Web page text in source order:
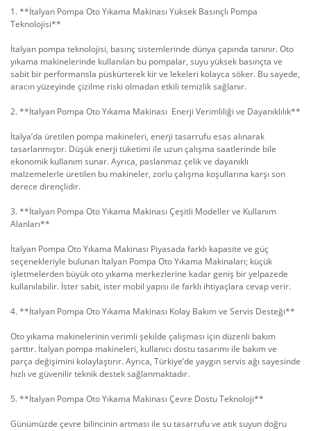
1. **İtalyan Pompa Oto Yıkama Makinası Yüksek Basınçlı Pompa
Teknolojisi**
İtalyan pompa teknolojisi, basınç sistemlerinde dünya çapında tanınır. Oto
yıkama makinelerinde kullanılan bu pompalar, suyu yüksek basınçta ve
sabit bir performansla püskürterek kir ve lekeleri kolayca söker. Bu sayede,
aracın yüzeyinde çizilme riski olmadan etkili temizlik sağlanır.
2. **İtalyan Pompa Oto Yıkama Makinası Enerji Verimliliği ve Dayanıklılık**
İtalya’da üretilen pompa makineleri, enerji tasarrufu esas alınarak
tasarlanmıştır. Düşük enerji tüketimi ile uzun çalışma saatlerinde bile
ekonomik kullanım sunar. Ayrıca, paslanmaz çelik ve dayanıklı
malzemelerle üretilen bu makineler, zorlu çalışma koşullarına karşı son
derece dirençlidir.
3. **İtalyan Pompa Oto Yıkama Makinası Çeşitli Modeller ve Kullanım
Alanları**
İtalyan Pompa Oto Yıkama Makinası Piyasada farklı kapasite ve güç
seçenekleriyle bulunan İtalyan Pompa Oto Yıkama Makinaları; küçük
işletmelerden büyük oto yıkama merkezlerine kadar geniş bir yelpazede
kullanılabilir. İster sabit, ister mobil yapısı ile farklı ihtiyaçlara cevap verir.
4. **İtalyan Pompa Oto Yıkama Makinası Kolay Bakım ve Servis Desteği**
Oto yıkama makinelerinin verimli şekilde çalışması için düzenli bakım
şarttır. İtalyan pompa makineleri, kullanıcı dostu tasarımı ile bakım ve
parça değişimini kolaylaştırır. Ayrıca, Türkiye’de yaygın servis ağı sayesinde
hızlı ve güvenilir teknik destek sağlanmaktadır.
5. **İtalyan Pompa Oto Yıkama Makinası Çevre Dostu Teknoloji**
Günümüzde çevre bilincinin artması ile su tasarrufu ve atık suyun doğru